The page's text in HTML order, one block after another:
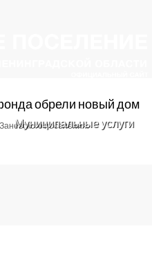
Муниципальные услуги
обрели новый дом
поселения.